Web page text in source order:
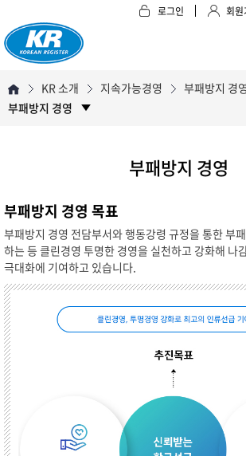
로그인 회원
KR 소개 지속가능경영
부패방지 경영
부패방지 경영
부패방지 경영
부패방지 경영 목표
부패방지 경영 전담부서와 행동강령 규정을 통한 부
하는 등 클린경영 투명한 경영을 실천하고 강화해 나
극대화에 기여하고 있습니다.